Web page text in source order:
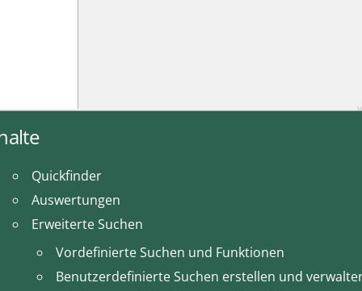
Quickfinder
Auswertungen
Erweiterte Suchen
Vordefinierte Suchen und Funktionen
Benutzerdefinierte Suchen erstellen und